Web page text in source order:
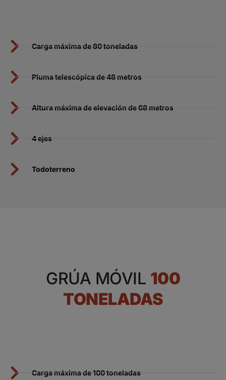
Carga máxima de 80 toneladas
Pluma telescópica de 48 metros
Altura máxima de elevación de 68 metros
4 ejes
Todoterreno
GRÚA MÓVIL 100
TONELADAS
Carga máxima de 100 toneladas